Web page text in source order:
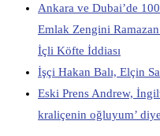
Ankara ve Dubai’de
Emlak Zengini
İçli Köfte İddiası
İşçi Hakan Balı, Elçin
Eski Prens Andrew,
kraliçenin oğluyum’ diye